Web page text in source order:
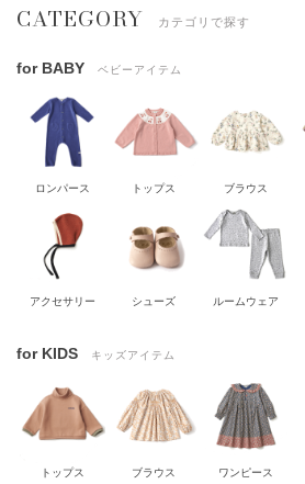
CATEGORY カテゴリで探す
for BABY ベビーアイテム
ロンパース トップス ブラウス
アクセサリー シューズ ルームウェア
for KIDS キッズアイテム
トップス ブラウス ワンピース